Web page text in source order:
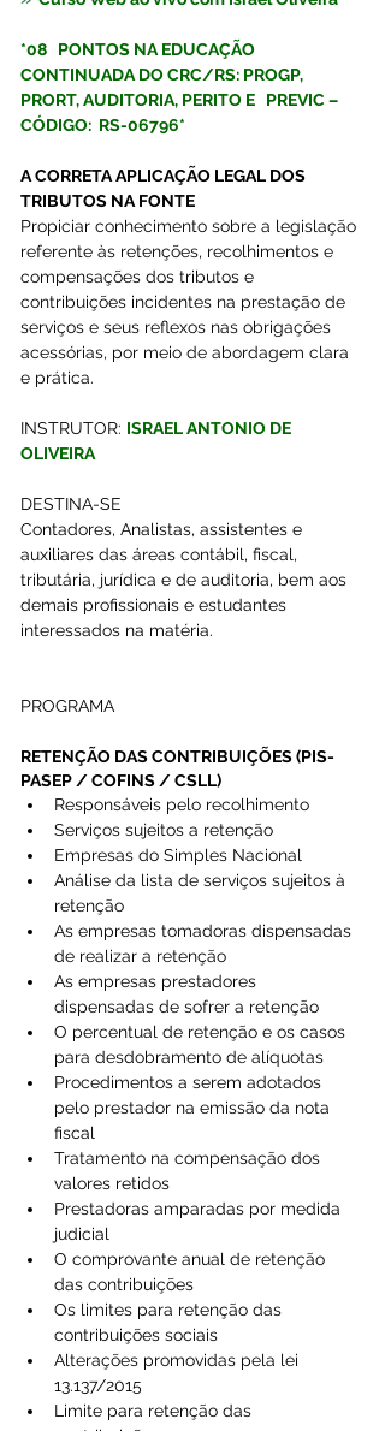
*08   PONTOS NA EDUCAÇÃO
CONTINUADA DO CRC/RS: PROGP,
PRORT, AUDITORIA, PERITO E   PREVIC –
CÓDIGO: RS-06796*
A CORRETA APLICAÇÃO LEGAL DOS
TRIBUTOS NA FONTE
Propiciar conhecimento sobre a legislação
referente às retenções, recolhimentos e
compensações dos tributos e
contribuições incidentes na prestação de
serviços e seus reflexos nas obrigações
acessórias, por meio de abordagem clara
e prática.
INSTRUTOR: ISRAEL ANTONIO DE
OLIVEIRA
DESTINA-SE
Contadores, Analistas, assistentes e
auxiliares das áreas contábil, fiscal,
tributária, jurídica e de auditoria, bem aos
demais profissionais e estudantes
interessados na matéria.
PROGRAMA
RETENÇÃO DAS CONTRIBUIÇÕES (PIS-
PASEP / COFINS / CSLL)
Responsáveis pelo recolhimento
Serviços sujeitos a retenção
Empresas do Simples Nacional
Análise da lista de serviços sujeitos à
retenção
As empresas tomadoras dispensadas
de realizar a retenção
As empresas prestadores
dispensadas de sofrer a retenção
O percentual de retenção e os casos
para desdobramento de alíquotas
Procedimentos a serem adotados
pelo prestador na emissão da nota
fiscal
Tratamento na compensação dos
valores retidos
Prestadoras amparadas por medida
judicial
O comprovante anual de retenção
das contribuições
Os limites para retenção das
contribuições sociais
Alterações promovidas pela lei
13.137/2015
Limite para retenção das